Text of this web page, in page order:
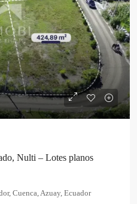
Nulti – Lotes planos
Cuenca, Azuay, Ecuador